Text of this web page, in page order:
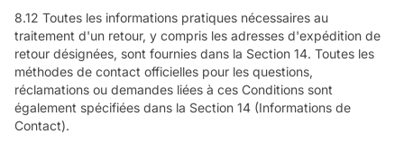
8.12 Toutes les informations pratiques nécessaires au
traitement d'un retour, y compris les adresses d'expédition de
retour désignées, sont fournies dans la Section 14. Toutes les
méthodes de contact officielles pour les questions,
réclamations ou demandes liées à ces Conditions sont
également spécifiées dans la Section 14 (Informations de
Contact).